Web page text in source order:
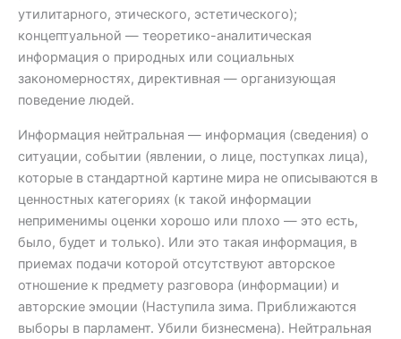
утилитарного, этического, эстетического);
концептуальной — теоретико-аналитическая
информация о природных или социальных
закономерностях, директивная — организующая
поведение людей.
Информация нейтральная — информация (сведения) о
ситуации, событии (явлении, о лице, поступках лица),
которые в стандартной картине мира не описываются в
ценностных категориях (к такой информации
неприменимы оценки хорошо или плохо — это есть,
было, будет и только). Или это такая информация, в
приемах подачи которой отсутствуют авторское
отношение к предмету разговора (информации) и
авторские эмоции (Наступила зима. Приближаются
выборы в парламент. Убили бизнесмена). Нейтральная